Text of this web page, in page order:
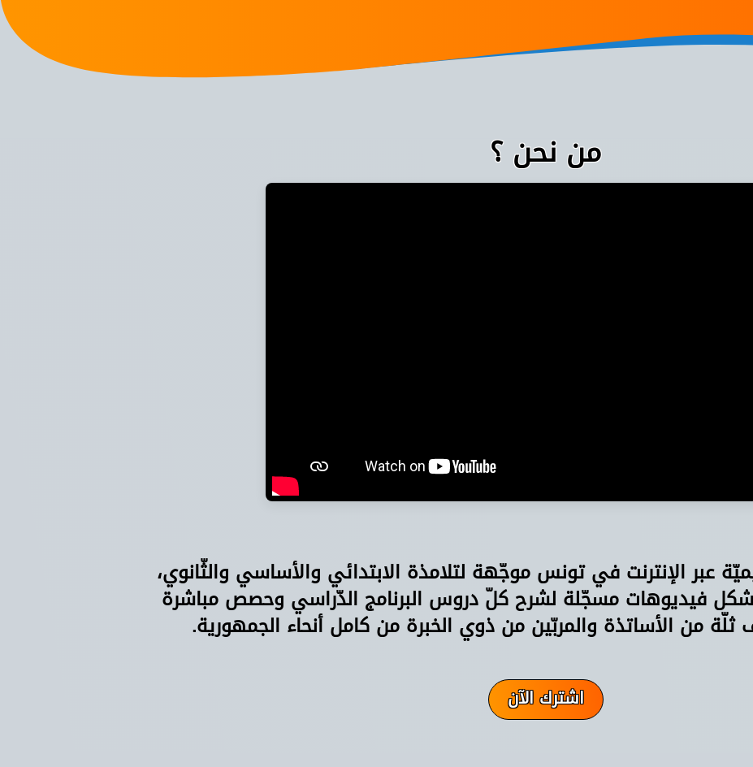
من نحن ؟
عبر الإنترنت في تونس موجّهة لتلامذة الابتدائي والأساسي والثّانوي،
فيديوهات مسجّلة لشرح كلّ دروس البرنامج الدّراسي وحصص مباشرة
ثلّة من الأساتذة والمربّين من ذوي الخبرة من كامل أنحاء الجمهورية.
اشترك الآن